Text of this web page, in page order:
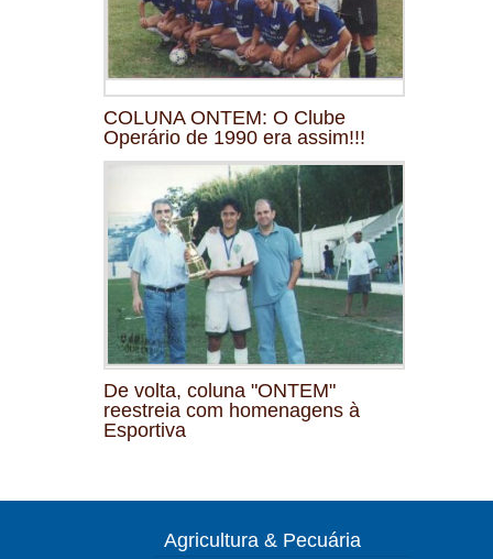
COLUNA ONTEM: O Clube
Operário de 1990 era assim!!!
De volta, coluna "ONTEM"
reestreia com homenagens à
Esportiva
Agricultura & Pecuária